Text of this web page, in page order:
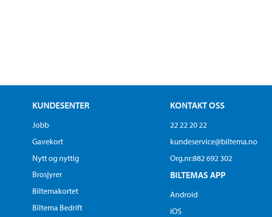
KUNDESENTER
Jobb
Gavekort
Nytt og nyttig
Brosjyrer
Biltemakortet
Biltema Bedrift
KONTAKT OSS
22 22 20 22
kundeservice@biltema.no
Org.nr:882 692 302
BILTEMAS APP
Android
iOS